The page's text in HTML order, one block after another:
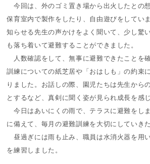
今回は、外のゴミ置き場から出火したとの
保育室内で製作をしたり、自由遊びをしてい
知らせる先生の声かけをよく聞いて、少し驚
も落ち着いて避難することができました。
人数確認をして、無事に避難できたことを
訓練についての紙芝居や「おはしも」の約束
りました。お話しの際、園児たちは先生から
とするなど、真剣に聞く姿が見られ成長を感
今日はあいにくの雨で、テラスに避難をし
に備えて、毎月の避難訓練を大切にしていき
昼過ぎには雨も止み、職員は水消火器を用
を練習しました。